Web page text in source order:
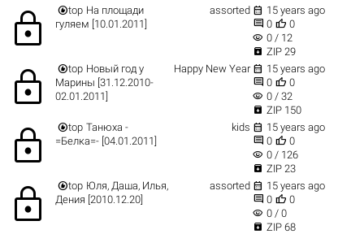
lock top На площади
гуляем [10.01.2011]
assorted  15 years ago
 0  0
visibility 0 / 12
 ZIP 29
lock top Новый год у
Марины [31.12.2010-
02.01.2011]
Happy New Year  15 years ago
 0  0
visibility 0 / 32
 ZIP 150
lock top Танюха -
=Белка=- [04.01.2011]
kids  15 years ago
 0  0
visibility 0 / 126
 ZIP 23
lock top Юля, Даша, Илья,
Дения [2010.12.20]
assorted  15 years ago
 0  0
visibility 0 / 0
 ZIP 68